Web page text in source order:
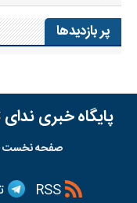
پر بازدیدها
پایگاه خبری
صفحه نخست